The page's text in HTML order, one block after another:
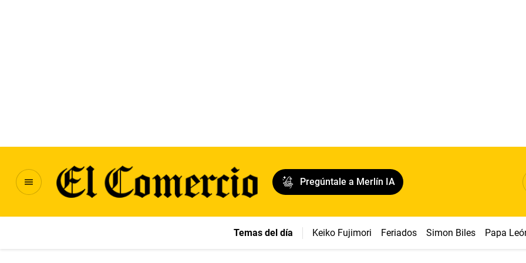
Pregúntale a Merlín IA
Temas del día Keiko Fujimori Feriados Simon Biles Papa